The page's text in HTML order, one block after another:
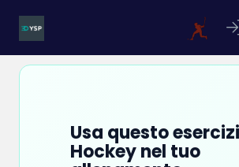
Usa questo
Hockey nel tuo